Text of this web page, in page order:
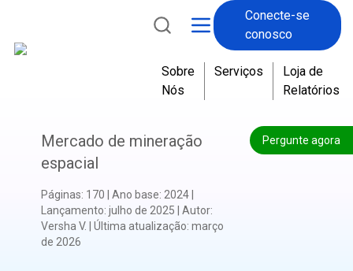
Conecte-se
conosco
Sobre
Nós
Serviços
Loja de
Relatórios
Pergunte agora
Mercado de mineração
espacial
Páginas: 170 Ano base: 2024
Lançamento: julho de 2025 Autor:
Versha V.
Última atualização: março
de 2026